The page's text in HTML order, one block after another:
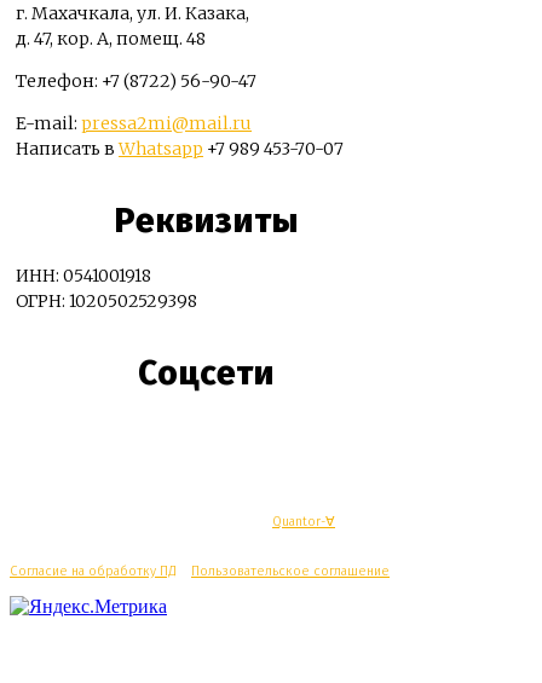
г. Махачкала, ул. И. Казака,
д. 47, кор. А, помещ. 48
Телефон: +7 (8722) 56-90-47
E-mail: pressa2mi@mail.ru
Написать вWhatsapp +7 989 453-70-07
Реквизиты
ИНН: 0541001918
ОГРН: 1020502529398
Соцсети
Quantor-∀
Согласие на обработку ПД Пользовательское соглашение